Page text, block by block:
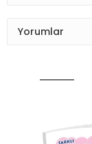
Yorumlar